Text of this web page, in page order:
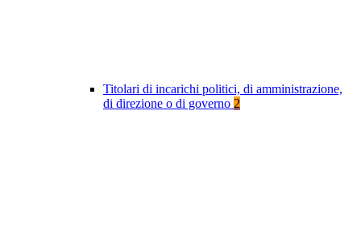
Titolari di incarichi politici, di amministrazione,
di direzione o di governo 2